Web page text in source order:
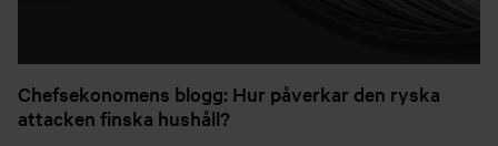
Chefsekonomens blogg: Hur påverkar den ryska
attacken finska hushåll?